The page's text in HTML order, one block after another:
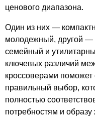
ценового диапазона.
Один из них —
молодежный, другой —
семейный и
ключевых различий
кроссоверами поможет
правильный выбор,
полностью
потребностям и образу